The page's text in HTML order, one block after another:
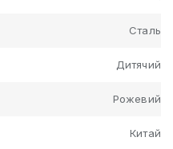
Сталь
Дитячий
Рожевий
Китай